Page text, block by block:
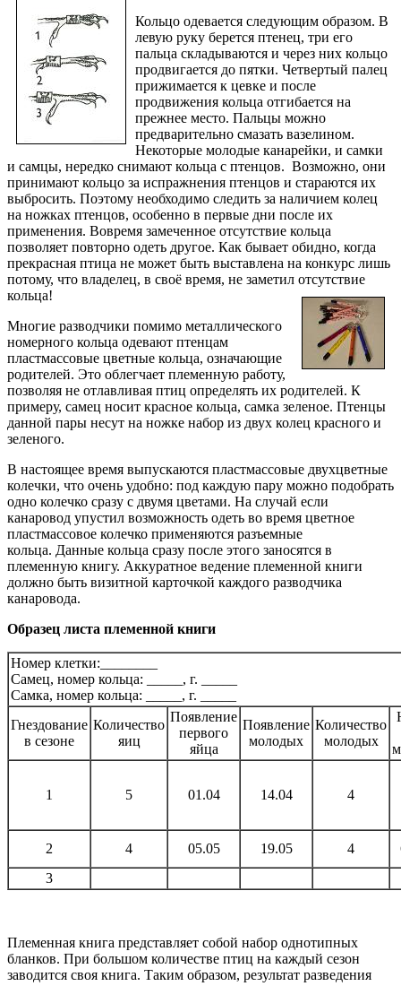
Кольцо одевается следующим образом. В
левую руку берется птенец, три его
пальца складываются и через них кольцо
продвигается до пятки. Четвертый палец
прижимается к цевке и после
продвижения кольца отгибается на
прежнее место. Пальцы можно
предварительно смазать вазелином.
Некоторые молодые канарейки, и самки
и самцы, нередко снимают кольца с птенцов. Возможно, они
принимают кольцо за испражнения птенцов и стараются их
выбросить. Поэтому необходимо следить за наличием колец
на ножках птенцов, особенно в первые дни после их
применения. Вовремя замеченное отсутствие кольца
позволяет повторно одеть другое. Как бывает обидно, когда
прекрасная птица не может быть выставлена на конкурс лишь
потому, что владелец, в своё время, не заметил отсутствие
кольца!
Многие разводчики помимо металлического
номерного кольца одевают птенцам
пластмассовые цветные кольца, означающие
родителей. Это облегчает племенную работу,
позволяя не отлавливая птиц определять их родителей. К
примеру, самец носит красное кольца, самка зеленое. Птенцы
данной пары несут на ножке набор из двух колец красного и
зеленого.
В настоящее время выпускаются пластмассовые двухцветные
колечки, что очень удобно: под каждую пару можно подобрать
одно колечко сразу с двумя цветами. На случай если
канаровод упустил возможность одеть во время цветное
пластмассовое колечко применяются разъемные
кольца. Данные кольца сразу после этого заносятся в
племенную книгу. Аккуратное ведение племенной книги
должно быть визитной карточкой каждого разводчика
канаровода.
Образец листа племенной книги
Номер клетки:________
Самец, номер кольца: _____, г. _____
Самка, номер кольца: _____, г. _____
Гнездование
в сезоне
Количество
яиц
Появление
первого
яйца
Появление
молодых
Количество
молодых
1 5 01.04 14.04 4
2 4 05.05 19.05 4
3
Племенная книга представляет собой набор однотипных
бланков. При большом количестве птиц на каждый сезон
заводится своя книга. Таким образом, результат разведения